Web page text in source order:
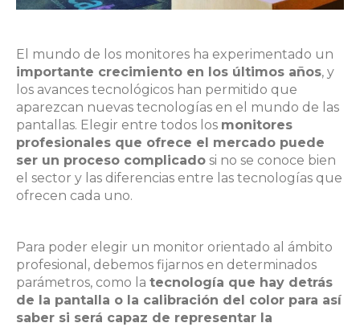
El mundo de los monitores ha experimentado un
importante crecimiento en los últimos años, y
los avances tecnológicos han permitido que
aparezcan nuevas tecnologías en el mundo de las
pantallas. Elegir entre todos los monitores
profesionales que ofrece el mercado puede
ser un proceso complicado si no se conoce bien
el sector y las diferencias entre las tecnologías que
ofrecen cada uno.
Para poder elegir un monitor orientado al ámbito
profesional, debemos fijarnos en determinados
parámetros, como la tecnología que hay detrás
de la pantalla o la calibración del color para así
saber si será capaz de representar la